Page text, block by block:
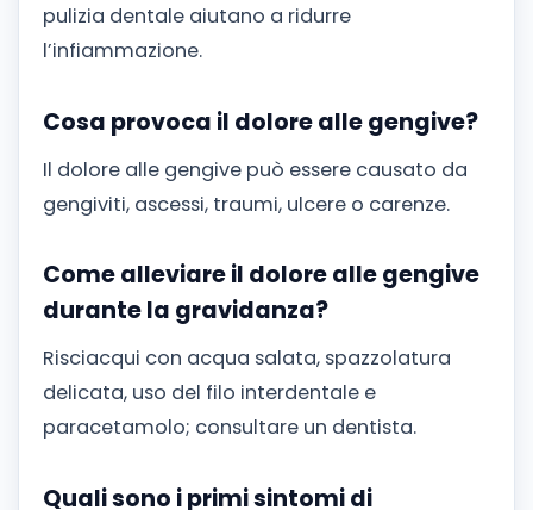
pulizia dentale aiutano a ridurre
l’infiammazione.
Cosa provoca il dolore alle gengive?
Il dolore alle gengive può essere causato da
gengiviti, ascessi, traumi, ulcere o carenze.
Come alleviare il dolore alle gengive
durante la gravidanza?
Risciacqui con acqua salata, spazzolatura
delicata, uso del filo interdentale e
paracetamolo; consultare un dentista.
Quali sono i primi sintomi di